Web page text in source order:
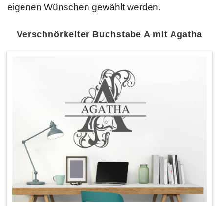
eigenen Wünschen gewählt werden.
Verschnörkelter Buchstabe A mit Agatha